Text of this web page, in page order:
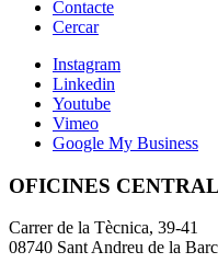
Contacte
Cercar
Instagram
Linkedin
Youtube
Vimeo
Google My Business
OFICINES
Carrer de la Tècnica, 39-41
08740 Sant Andreu de la